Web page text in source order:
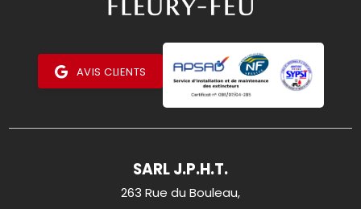
AVIS CLIENTS
SARL J.P.H.T.
263 Rue du Bouleau,